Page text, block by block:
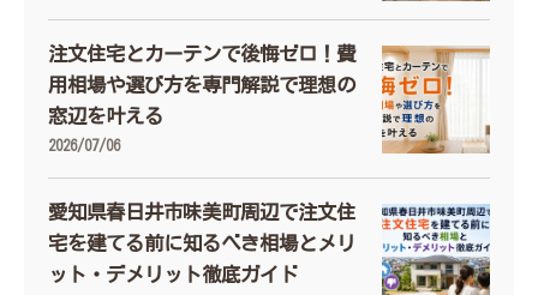
注文住宅とカーテンで後悔ゼロ！費
用相場や選び方を専門解説で理想の
窓辺を叶える
2026/07/06
愛知県春日井市味美町周辺で注文住
宅を建てる前に知るべき相場とメリ
ット・デメリット徹底ガイド